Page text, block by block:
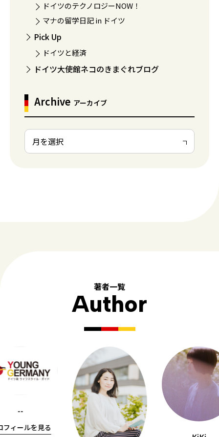
ドイツのテクノロジーNOW！
マナの留学日記 in ドイツ
Pick Up
ドイツと経済
ドイツ大使館ネコのきまぐれブログ
Archive アーカイブ
著者一覧
Author
--
フィールを見る